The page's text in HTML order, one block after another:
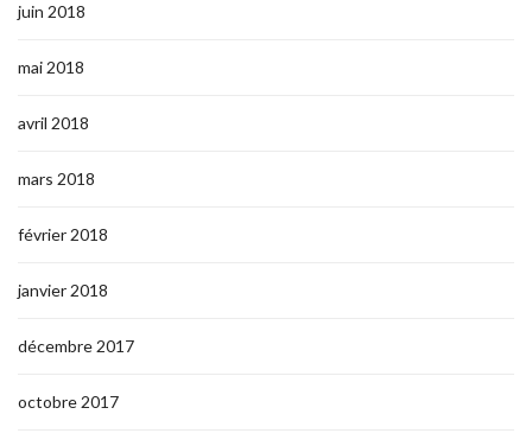
juin 2018
mai 2018
avril 2018
mars 2018
février 2018
janvier 2018
décembre 2017
octobre 2017